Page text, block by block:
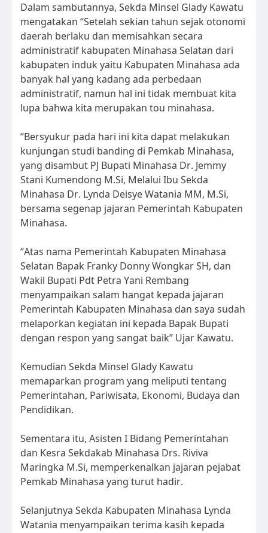
Dalam sambutannya, Sekda Minsel Glady Kawatu
mengatakan “Setelah sekian tahun sejak otonomi
daerah berlaku dan memisahkan secara
administratif kabupaten Minahasa Selatan dari
kabupaten induk yaitu Kabupaten Minahasa ada
banyak hal yang kadang ada perbedaan
administratif, namun hal ini tidak membuat kita
lupa bahwa kita merupakan tou minahasa.
“Bersyukur pada hari ini kita dapat melakukan
kunjungan studi banding di Pemkab Minahasa,
yang disambut PJ Bupati Minahasa Dr. Jemmy
Stani Kumendong M.Si, Melalui Ibu Sekda
Minahasa Dr. Lynda Deisye Watania MM, M.Si,
bersama segenap jajaran Pemerintah Kabupaten
Minahasa.
“Atas nama Pemerintah Kabupaten Minahasa
Selatan Bapak Franky Donny Wongkar SH, dan
Wakil Bupati Pdt Petra Yani Rembang
menyampaikan salam hangat kepada jajaran
Pemerintah Kabupaten Minahasa dan saya sudah
melaporkan kegiatan ini kepada Bapak Bupati
dengan respon yang sangat baik” Ujar Kawatu.
Kemudian Sekda Minsel Glady Kawatu
memaparkan program yang meliputi tentang
Pemerintahan, Pariwisata, Ekonomi, Budaya dan
Pendidikan.
Sementara itu, Asisten I Bidang Pemerintahan
dan Kesra Sekdakab Minahasa Drs. Riviva
Maringka M.Si, memperkenalkan jajaran pejabat
Pemkab Minahasa yang turut hadir.
Selanjutnya Sekda Kabupaten Minahasa Lynda
Watania menyampaikan terima kasih kepada